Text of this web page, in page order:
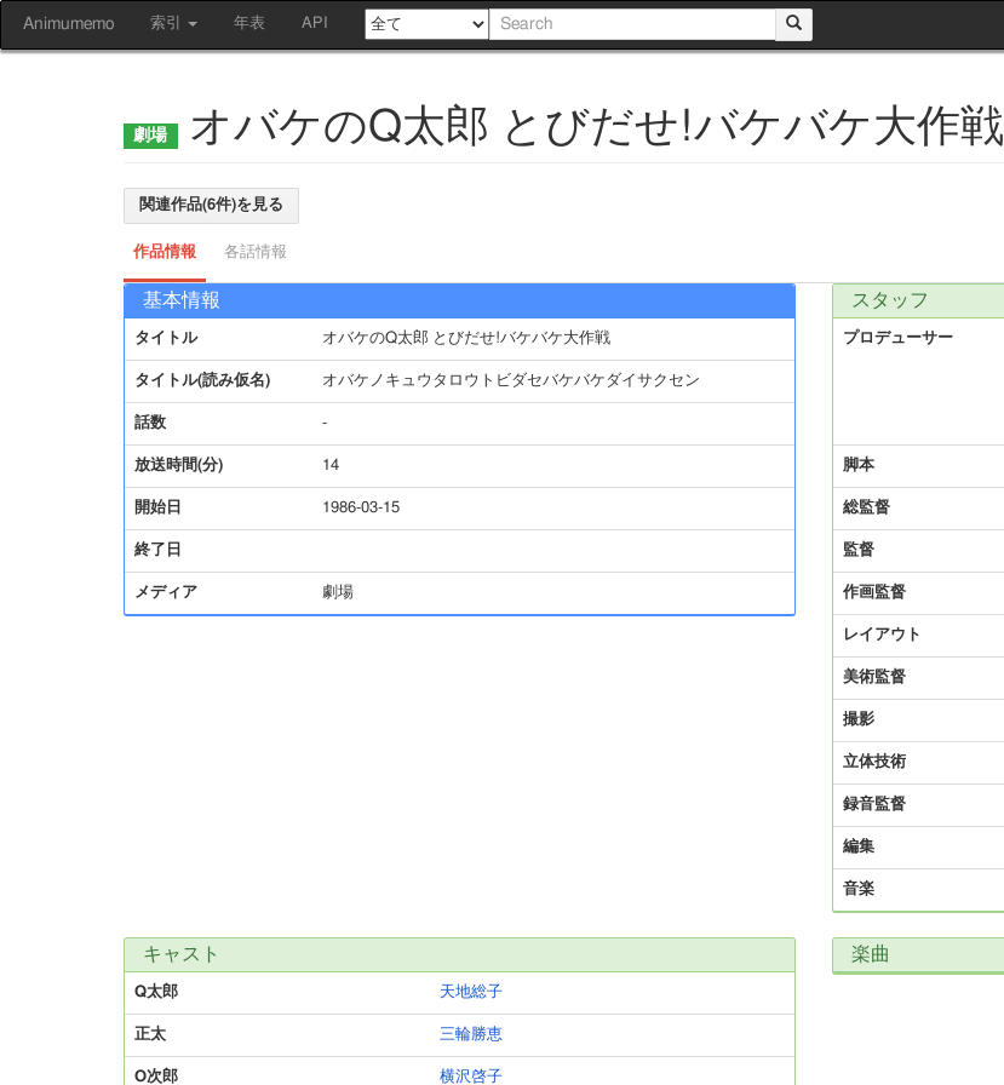
Animumemo 索引 年表 API
オバケのQ太郎 とびだせ!バケバケ大作戦
関連作品(6件)を見る
作品情報 各話情報
基本情報
タイトル オバケのQ太郎 とびだせ!バケバケ大作戦
タイトル(読み仮名) オバケノキュウタロウトビダセバケバケダイサクセン
話数 -
放送時間(分) 14
開始日 1986-03-15
終了日
メディア 劇場
スタッフ
プロデューサー
脚本
総監督
監督
作画監督
レイアウト
美術監督
撮影
立体技術
録音監督
編集
音楽
キャスト
Q太郎 天地総子
正太 三輪勝恵
O次郎 横沢啓子
楽曲